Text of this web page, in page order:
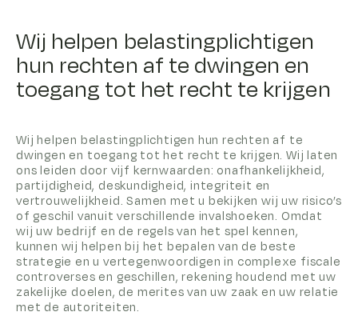
Wij helpen belastingplichtigen
hun rechten af te dwingen en
toegang tot het recht te krijgen
Wij helpen belastingplichtigen hun rechten af te
dwingen en toegang tot het recht te krijgen. Wij laten
ons leiden door vijf kernwaarden: onafhankelijkheid,
partijdigheid, deskundigheid, integriteit en
vertrouwelijkheid. Samen met u bekijken wij uw risico’s
of geschil vanuit verschillende invalshoeken. Omdat
wij uw bedrijf en de regels van het spel kennen,
kunnen wij helpen bij het bepalen van de beste
strategie en u vertegenwoordigen in complexe fiscale
controverses en geschillen, rekening houdend met uw
zakelijke doelen, de merites van uw zaak en uw relatie
met de autoriteiten.